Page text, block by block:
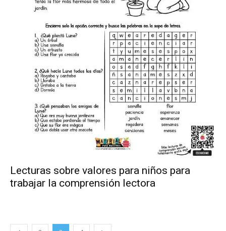
Lecturas sobre valores para niños para
trabajar la comprensión lectora